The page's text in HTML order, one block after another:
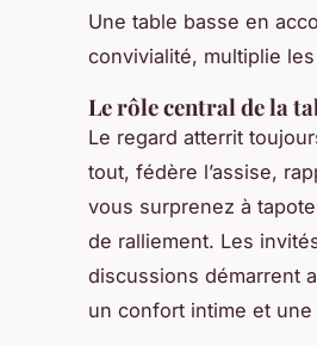
Une table basse en
convivialité, multiplie
Le rôle central de la
Le regard atterrit
tout, fédère l’assise,
vous surprenez à
de ralliement. Les
discussions démarrent
un confort intime et